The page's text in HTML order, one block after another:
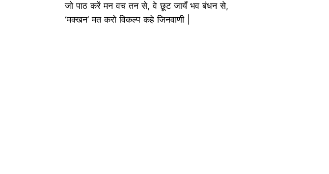
जो पाठ करें मन वच तन से, वे छूट जायँ भव बंधन से,
‘मक्खन’ मत करो विकल्प कहे जिनवाणी |